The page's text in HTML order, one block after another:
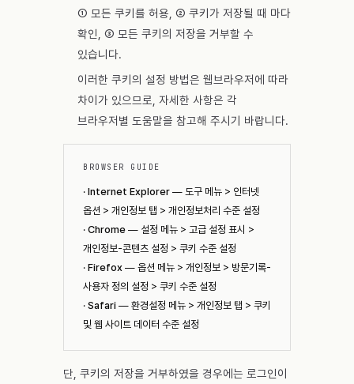
① 모든 쿠키를 허용, ② 쿠키가 저장될 때 마다
확인, ③ 모든 쿠키의 저장을 거부할 수
있습니다.
이러한 쿠키의 설정 방법은 웹브라우저에 따라
차이가 있으므로, 자세한 사항은 각
브라우저별 도움말을 참고해 주시기 바랍니다.
BROWSER GUIDE
· Internet Explorer — 도구 메뉴 > 인터넷
옵션 > 개인정보 탭 > 개인정보처리 수준 설정
· Chrome — 설정 메뉴 > 고급 설정 표시 >
개인정보-콘텐츠 설정 > 쿠키 수준 설정
· Firefox — 옵션 메뉴 > 개인정보 > 방문기록-
사용자 정의 설정 > 쿠키 수준 설정
· Safari — 환경설정 메뉴 > 개인정보 탭 > 쿠키
및 웹 사이트 데이터 수준 설정
단, 쿠키의 저장을 거부하였을 경우에는 로그인이